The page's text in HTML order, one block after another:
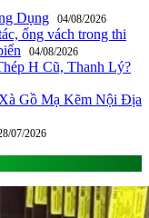
Dụng
04/08/2026
ống vách trong thi
04/08/2026
H Cũ, Thanh Lý?
Gồ Mạ Kẽm Nội Địa
07/2026